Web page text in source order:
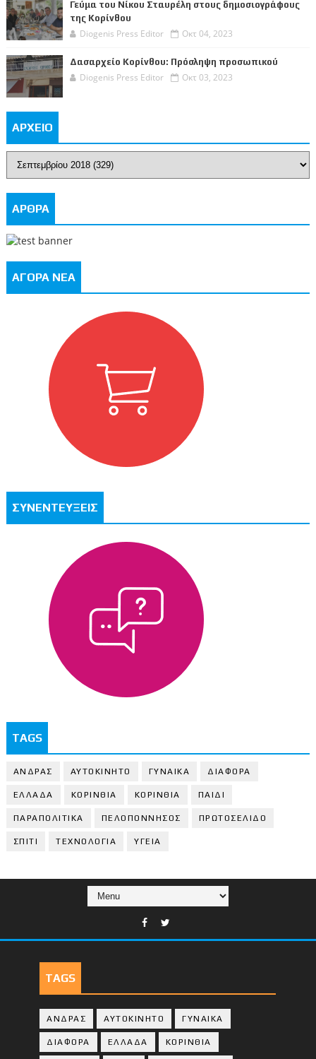
Γεύμα του Νίκου Σταυρέλη στους δημοσιογράφους
της Κορίνθου
Diogenis Press Editor Οκτ 04, 2023
Δασαρχείο Κορίνθου: Πρόσληψη προσωπικού
Diogenis Press Editor Οκτ 03, 2023
ΑΡΧΕΙΟ
ΑΡΘΡΑ
ΑΓΟΡΑ ΝΕΑ
ΣΥΝΕΝΤΕΥΞΕΙΣ
TAGS
ΑΝΔΡΑΣ ΑΥΤΟΚΙΝΗΤΟ ΓΥΝΑΙΚΑ ΔΙΑΦΟΡΑ
ΕΛΛΑΔΑ ΚΟΡΙΝΘΙΑ ΚΟΡΙΝΘΙA ΠΑΙΔΙ
ΠΑΡΑΠΟΛΙΤΙΚΑ ΠΕΛΟΠΟΝΝΗΣΟΣ ΠΡΩΤΟΣΕΛΙΔΟ
ΣΠΙΤΙ ΤΕΧΝΟΛΟΓΙΑ ΥΓΕΙΑ
TAGS
ΑΝΔΡΑΣ ΑΥΤΟΚΙΝΗΤΟ ΓΥΝΑΙΚΑ
ΔΙΑΦΟΡΑ ΕΛΛΑΔΑ ΚΟΡΙΝΘΙΑ